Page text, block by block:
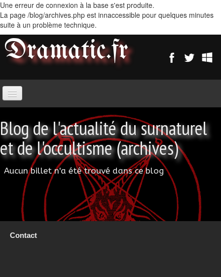
Une erreur de connexion à la base s'est produite.
La page /blog/archives.php est innaccessible pour quelques minutes
suite à un problème technique.
Dramatic.fr
Blog de l'actualité du surnaturel
et de l'occultisme (archives)
Aucun billet n'a été trouvé dans ce blog
Contact